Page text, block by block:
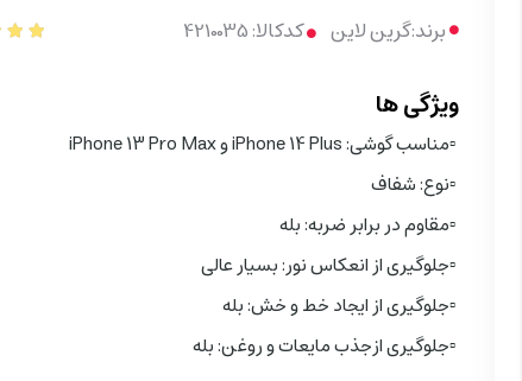
برند:گرین لاین کدکالا:
ویژگی ها
▫️مناسب گوشی: iPhone 14 Plus و iPhone 13 Pro Max
▫️نوع: شفاف
▫️مقاوم در برابر ضربه: بله
▫️جلوگیری از انعکاس نور: بسیار عالی
▫️جلوگیری از ایجاد خط و خش: بله
▫️جلوگیری ازجذب مایعات و روغن: بله